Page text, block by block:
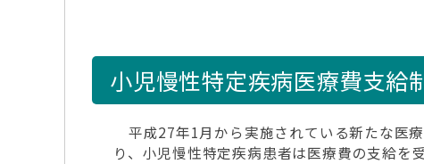
小児慢性特定疾病医療費支給
平成27年1月から実施されている新たな医
り、小児慢性特定疾病患者は医療費の支給を